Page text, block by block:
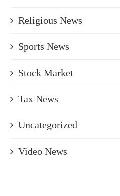
Religious News
Sports News
Stock Market
Tax News
Uncategorized
Video News